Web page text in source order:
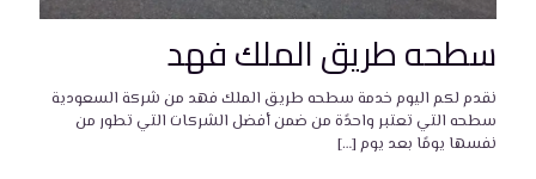
سطحه طريق الملك فهد
نقدم لكم اليوم خدمة سطحه طريق الملك فهد من شركة السعودية
سطحه التي تعتبر واحدًة من ضمن أفضل الشركات التي تطور من
نفسها يومًا بعد يوم […]